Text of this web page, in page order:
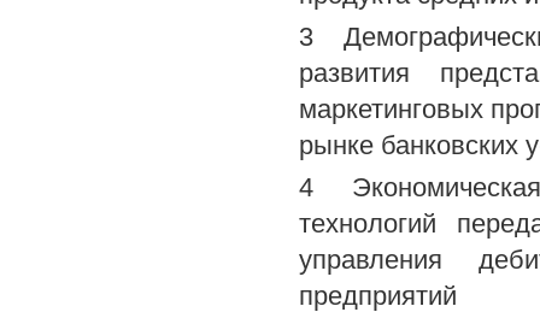
3
развития
маркетинговых
рынке банковских
4
технологий
управления
предприятий